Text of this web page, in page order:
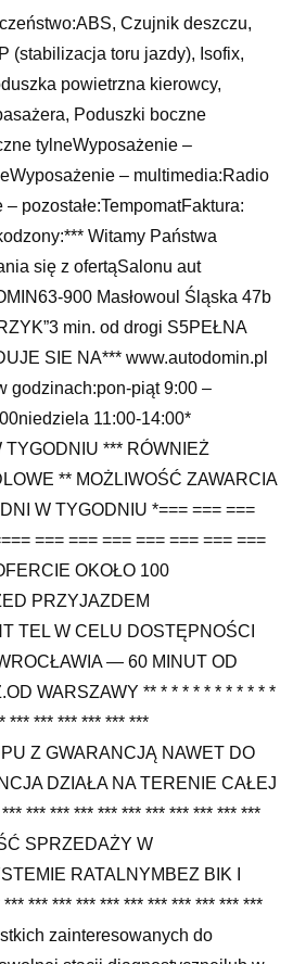
Czujnik deszczu,
(stabilizacja toru jazdy), Isofix,
powietrzna kierowcy,
Poduszki boczne
tylneWyposażenie –
– multimedia:Radio
pozostałe:TempomatFaktura:
Witamy Państwa
się z ofertąSalonu aut
900 Masłowoul Śląska 47b
min. od drogi S5PEŁNA
SIE NA*** www.autodomin.pl
godzinach:pon-piąt 9:00 –
11:00-14:00*
*** RÓWNIEŻ
** MOŻLIWOŚĆ ZAWARCIA
W TYGODNIU *=== === ===
=== === === === === === ===
OKOŁO 100
PRZYJAZDEM
TEL W CELU DOSTĘPNOŚCI
— 60 MINUT OD
WARSZAWY ** * * * * * * * * * * *
*** *** *** *** *** ***
Z GWARANCJĄ NAWET DO
DZIAŁA NA TERENIE CAŁEJ
*** *** *** *** *** *** *** *** *** ***
SPRZEDAŻY W
RATALNYMBEZ BIK I
*** *** *** *** *** *** *** *** *** ***
zainteresowanych do